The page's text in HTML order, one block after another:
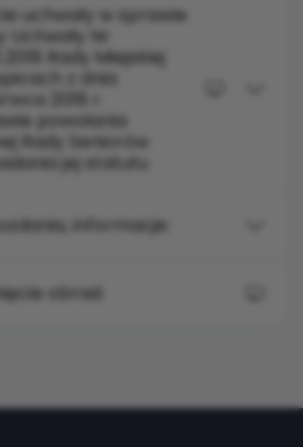
uchwały w sprawie
Uchwały Nr
Rady Miejskiej
z dnia
2018 r.
powołania
Rady Seniorów
jej statutu
Sprawozdania, informacje:
obrad.